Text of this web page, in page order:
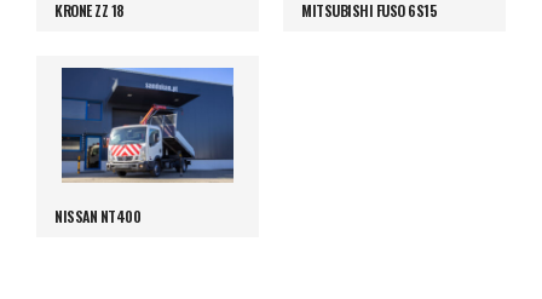
KRONE ZZ 18 MITSUBISHI FUSO 6S15
NISSAN NT400